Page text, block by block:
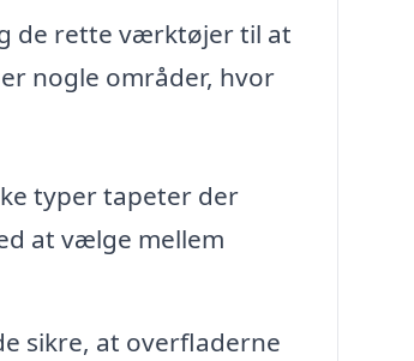
de rette værktøjer til at
nogle områder, hvor
typer tapeter der
at vælge mellem
sikre, at overfladerne